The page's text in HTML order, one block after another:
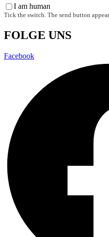
I am human
Tick the switch. The send button
FOLGE UNS
Facebook